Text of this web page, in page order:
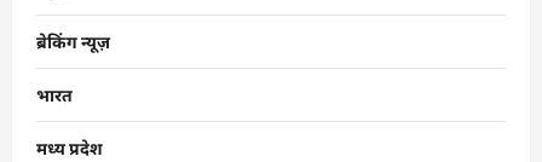
ब्रेकिंग न्यूज़
भारत
मध्य प्रदेश